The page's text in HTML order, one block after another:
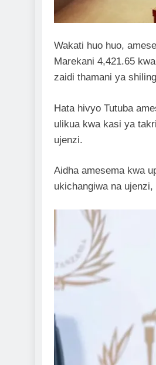
Wakati huo huo,
Marekani 4,421.65
zaidi thamani ya
Hata hivyo Tutuba
ulikua kwa kasi ya
ujenzi.
Aidha amesema kwa
ukichangiwa na